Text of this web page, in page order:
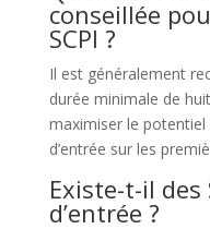
conseillée
SCPI ?
Il est généralement
durée minimale de
maximiser le
d’entrée sur les
Existe-t-il des
d’entrée ?